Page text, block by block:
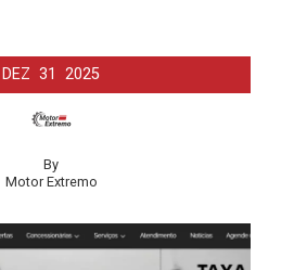
DEZ 31 2025
By
Motor Extremo